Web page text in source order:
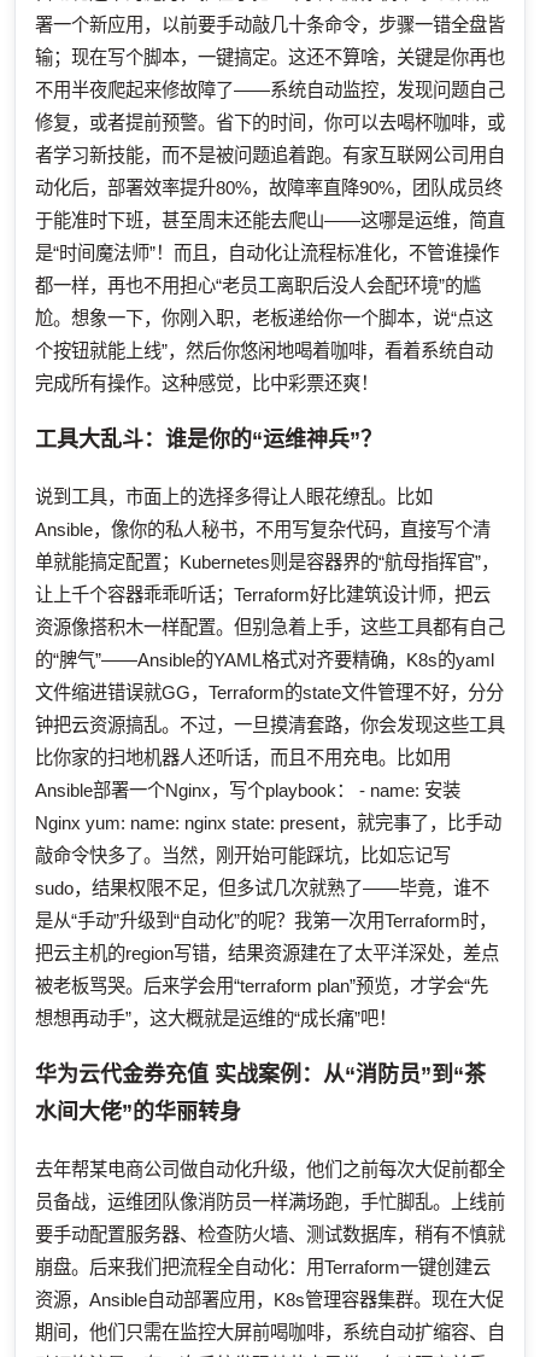
署一个新应用，以前要手动敲几十条命令，步骤一错全盘皆
输；现在写个脚本，一键搞定。这还不算啥，关键是你再也
不用半夜爬起来修故障了——系统自动监控，发现问题自己
修复，或者提前预警。省下的时间，你可以去喝杯咖啡，或
者学习新技能，而不是被问题追着跑。有家互联网公司用自
动化后，部署效率提升80%，故障率直降90%，团队成员终
于能准时下班，甚至周末还能去爬山——这哪是运维，简直
是“时间魔法师”！而且，自动化让流程标准化，不管谁操作
都一样，再也不用担心“老员工离职后没人会配环境”的尴
尬。想象一下，你刚入职，老板递给你一个脚本，说“点这
个按钮就能上线”，然后你悠闲地喝着咖啡，看着系统自动
完成所有操作。这种感觉，比中彩票还爽！
工具大乱斗：谁是你的“运维神兵”？
说到工具，市面上的选择多得让人眼花缭乱。比如
Ansible，像你的私人秘书，不用写复杂代码，直接写个清
单就能搞定配置；Kubernetes则是容器界的“航母指挥官”，
让上千个容器乖乖听话；Terraform好比建筑设计师，把云
资源像搭积木一样配置。但别急着上手，这些工具都有自己
的“脾气”——Ansible的YAML格式对齐要精确，K8s的yaml
文件缩进错误就GG，Terraform的state文件管理不好，分分
钟把云资源搞乱。不过，一旦摸清套路，你会发现这些工具
比你家的扫地机器人还听话，而且不用充电。比如用
Ansible部署一个Nginx，写个playbook： - name: 安装
Nginx yum: name: nginx state: present，就完事了，比手动
敲命令快多了。当然，刚开始可能踩坑，比如忘记写
sudo，结果权限不足，但多试几次就熟了——毕竟，谁不
是从“手动”升级到“自动化”的呢？我第一次用Terraform时，
把云主机的region写错，结果资源建在了太平洋深处，差点
被老板骂哭。后来学会用“terraform plan”预览，才学会“先
想想再动手”，这大概就是运维的“成长痛”吧！
华为云代金券充值 实战案例：从“消防员”到“茶
水间大佬”的华丽转身
去年帮某电商公司做自动化升级，他们之前每次大促前都全
员备战，运维团队像消防员一样满场跑，手忙脚乱。上线前
要手动配置服务器、检查防火墙、测试数据库，稍有不慎就
崩盘。后来我们把流程全自动化：用Terraform一键创建云
资源，Ansible自动部署应用，K8s管理容器集群。现在大促
期间，他们只需在监控大屏前喝咖啡，系统自动扩缩容、自